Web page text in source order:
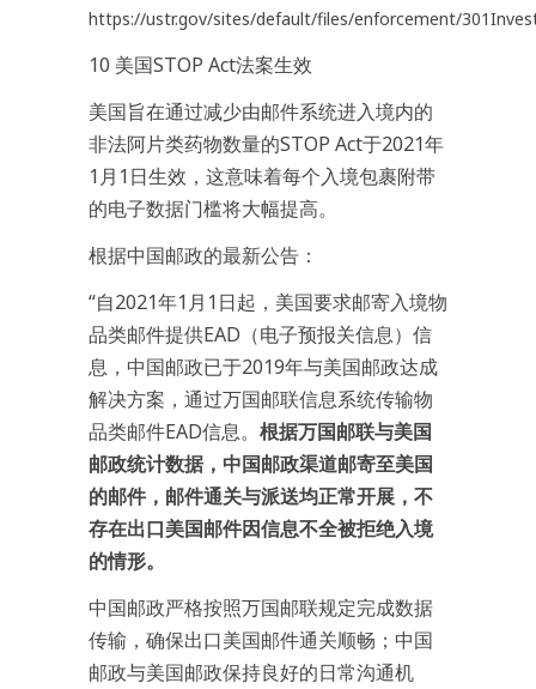
https://ustr.gov/sites/default/files/enforcement/
10 美国STOP Act法案生效
美国旨在通过减少由邮件系统进入境内的
非法阿片类药物数量的STOP Act于2021年
1月1日生效，这意味着每个入境包裹附带
的电子数据门槛将大幅提高。
根据中国邮政的最新公告：
“自2021年1月1日起，美国要求邮寄入境物
品类邮件提供EAD（电子预报关信息）信
息，中国邮政已于2019年与美国邮政达成
解决方案，通过万国邮联信息系统传输物
品类邮件EAD信息。 根据万国邮联与美国
邮政统计数据，中国邮政渠道邮寄至美国
的邮件，邮件通关与派送均正常开展，不
存在出口美国邮件因信息不全被拒绝入境
的情形。
中国邮政严格按照万国邮联规定完成数据
传输，确保出口美国邮件通关顺畅；中国
邮政与美国邮政保持良好的日常沟通机